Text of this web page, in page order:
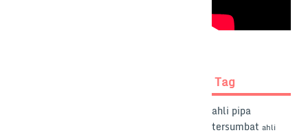
Tag
ahli pipa
tersumbat ahli